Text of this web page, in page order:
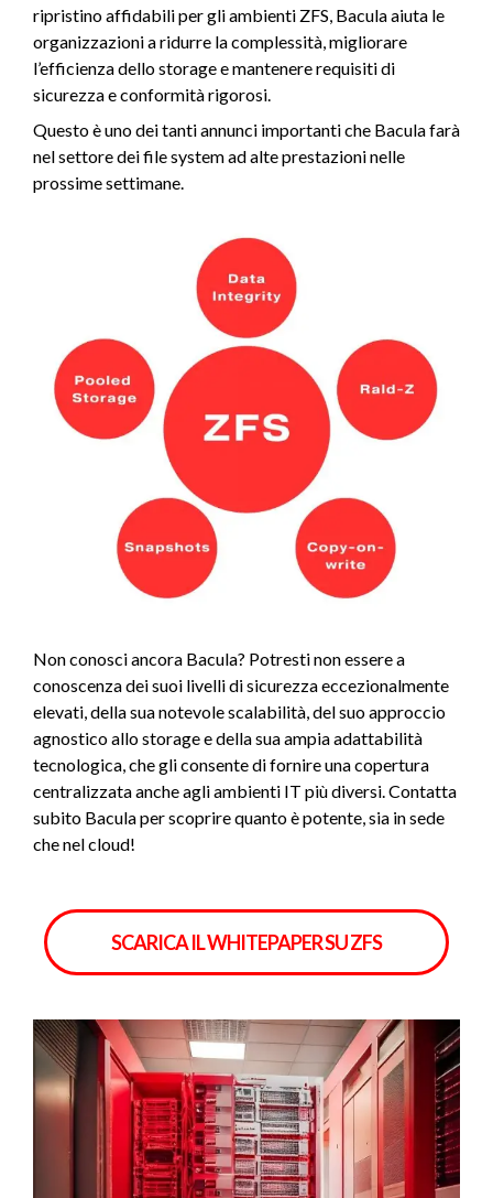
ripristino affidabili per gli ambienti ZFS, Bacula aiuta le
organizzazioni a ridurre la complessità, migliorare
l’efficienza dello storage e mantenere requisiti di
sicurezza e conformità rigorosi.
Questo è uno dei tanti annunci importanti che Bacula farà
nel settore dei file system ad alte prestazioni nelle
prossime settimane.
Non conosci ancora Bacula? Potresti non essere a
conoscenza dei suoi livelli di sicurezza eccezionalmente
elevati, della sua notevole scalabilità, del suo approccio
agnostico allo storage e della sua ampia adattabilità
tecnologica, che gli consente di fornire una copertura
centralizzata anche agli ambienti IT più diversi. Contatta
subito Bacula per scoprire quanto è potente, sia in sede
che nel cloud!
SCARICA IL WHITEPAPER SU ZFS